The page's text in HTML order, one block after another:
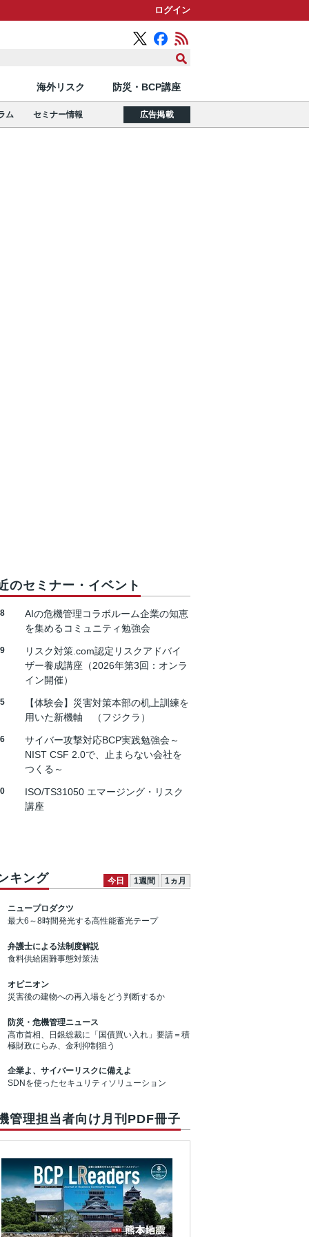
ログイン
海外リスク 防災・BCP講座
ム セミナー情報 広告掲載
のセミナー・イベント
AIの危機管理コラボルーム企業の知恵
を集めるコミュニティ勉強会
リスク対策.com認定リスクアドバイ
ザー養成講座（2026年第3回：オンラ
イン開催）
【体験会】災害対策本部の机上訓練を
用いた新機軸 （フジクラ）
サイバー攻撃対応BCP実践勉強会～
NIST CSF 2.0で、止まらない会社を
つくる～
ISO/TS31050 エマージング・リスク
講座
キング 今日 1週間 1ヵ月
ニュープロダクツ
最大6～8時間発光する高性能蓄光テープ
弁護士による法制度解説
食料供給困難事態対策法
オピニオン
災害後の建物への再入場をどう判断するか
防災・危機管理ニュース
高市首相、日銀総裁に「国債買い入れ」要請＝積
極財政にらみ、金利抑制狙う
企業よ、サイバーリスクに備えよ
SDNを使ったセキュリティソリューション
管理担当者向け月刊PDF冊子